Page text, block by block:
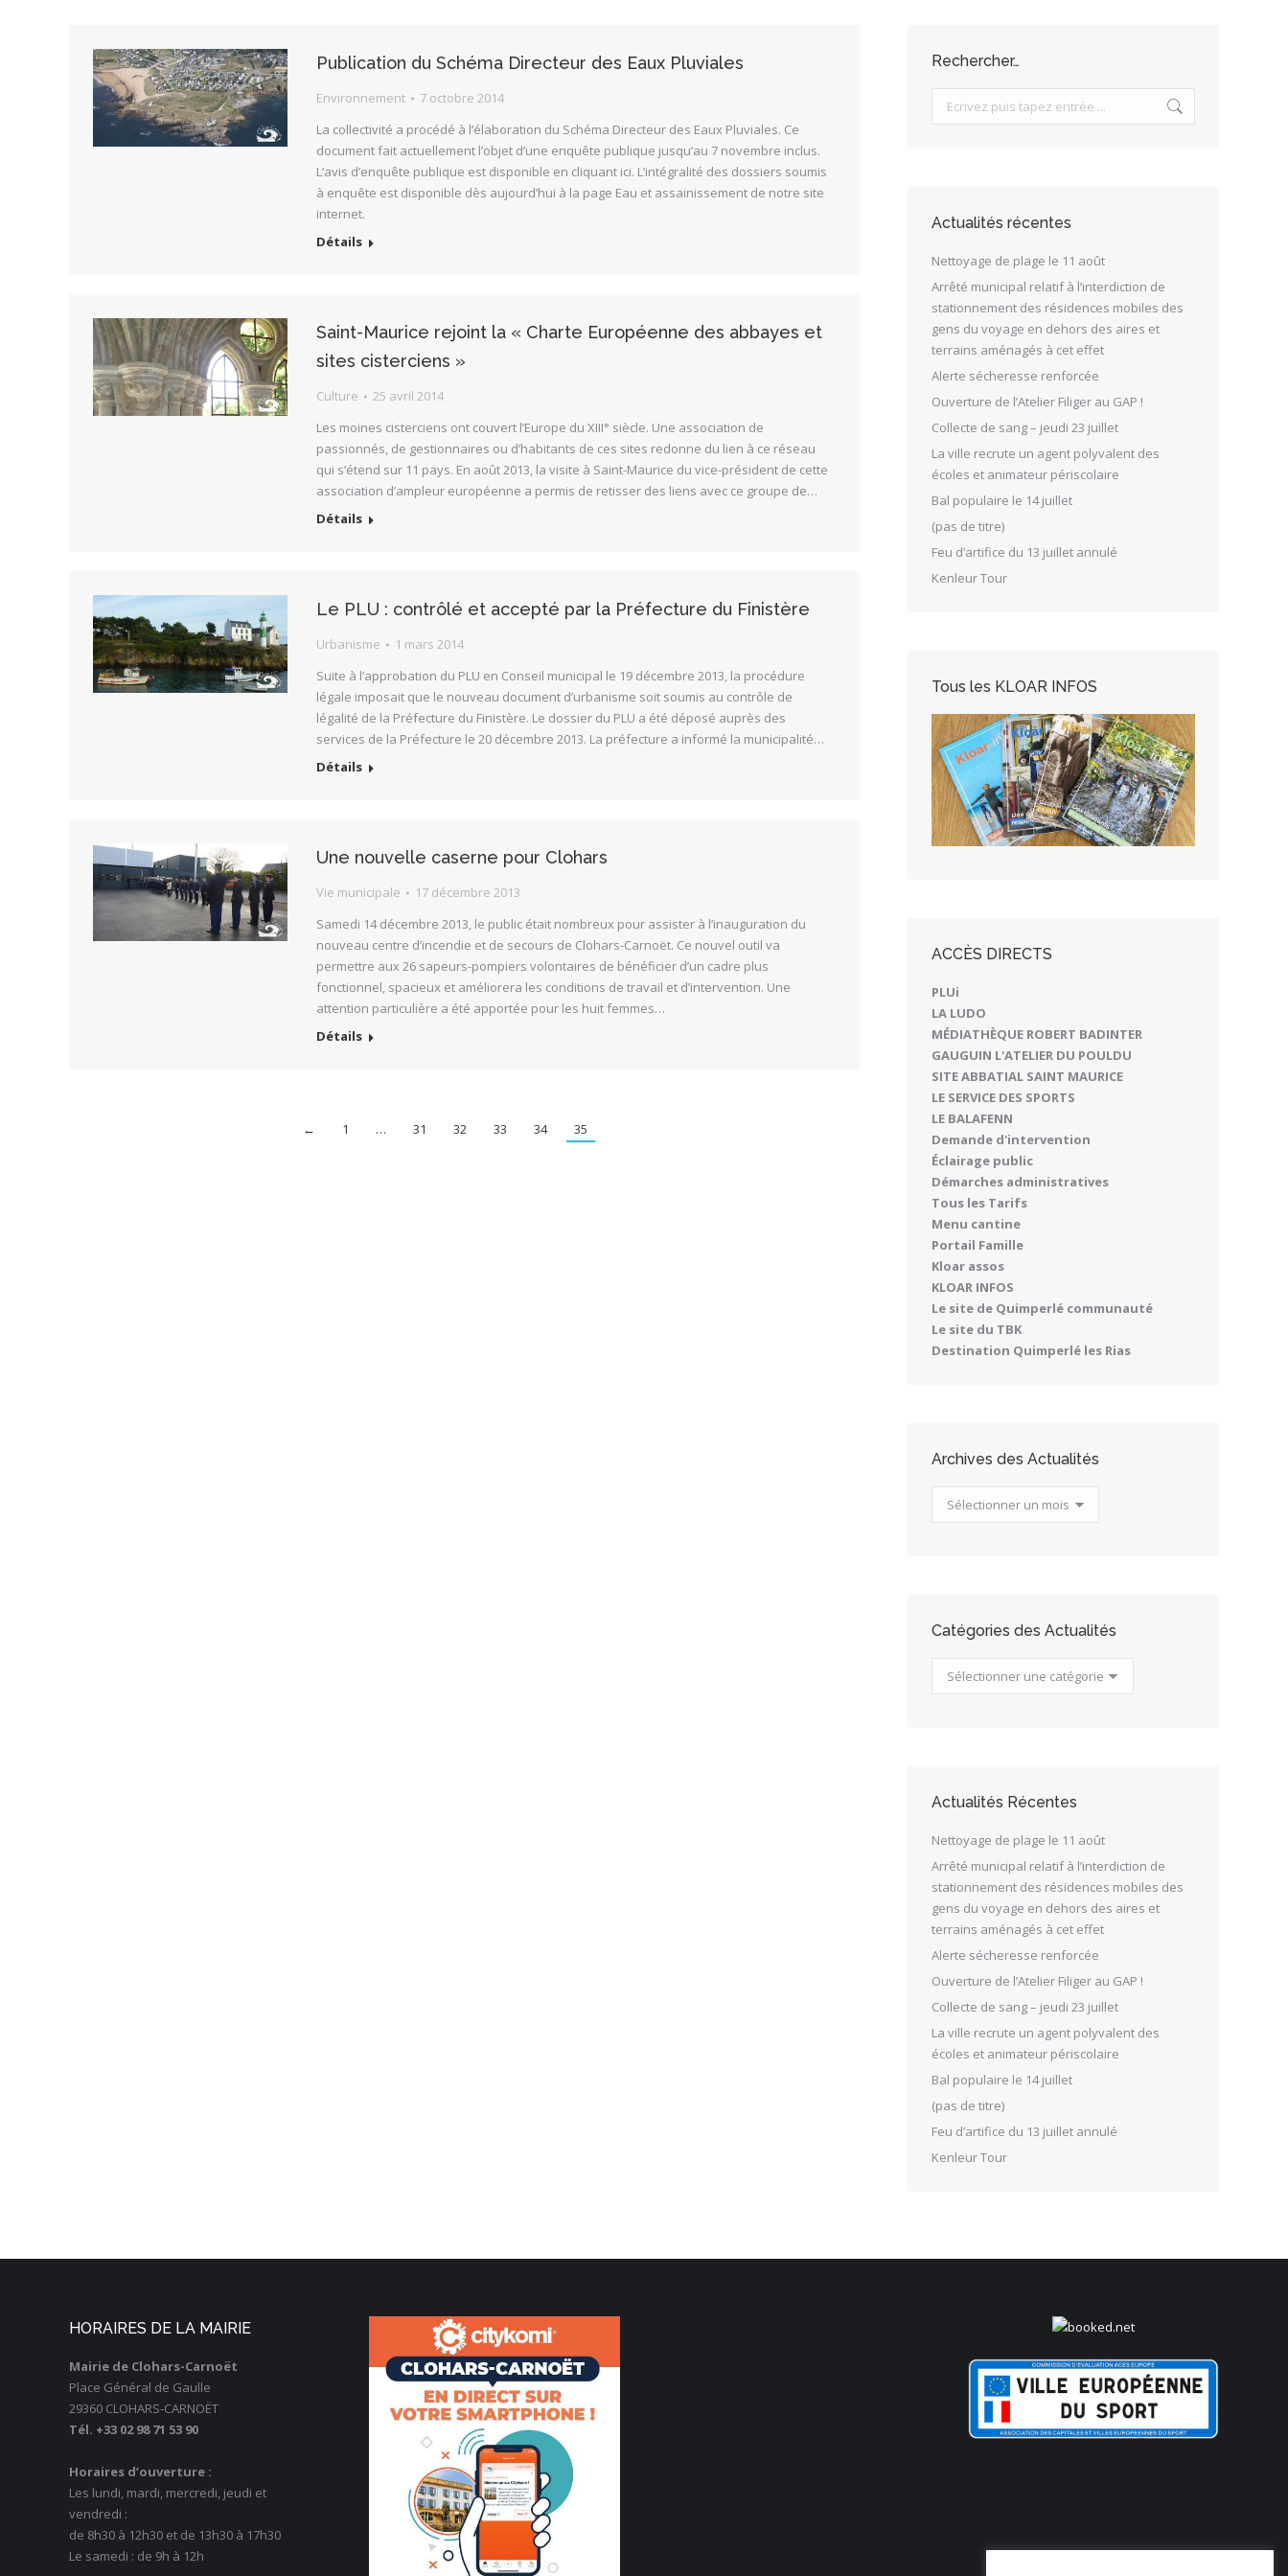
Publication du Schéma Directeur des Eaux Pluviales
Environnement
7 octobre 2014
La collectivité a procédé à l’élaboration du Schéma Directeur des Eaux Pluviales. Ce
document fait actuellement l’objet d’une enquête publique jusqu’au 7 novembre inclus.
L’avis d’enquête publique est disponible en cliquant ici. L’intégralité des dossiers soumis
à enquête est disponible dès aujourd’hui à la page Eau et assainissement de notre site
internet.
Détails
Saint-Maurice rejoint la « Charte Européenne des abbayes et
sites cisterciens »
Culture
25 avril 2014
Les moines cisterciens ont couvert l’Europe du XIII° siècle. Une association de
passionnés, de gestionnaires ou d’habitants de ces sites redonne du lien à ce réseau
qui s’étend sur 11 pays. En août 2013, la visite à Saint-Maurice du vice-président de cette
association d’ampleur européenne a permis de retisser des liens avec ce groupe de…
Détails
Le PLU : contrôlé et accepté par la Préfecture du Finistère
Urbanisme
1 mars 2014
Suite à l’approbation du PLU en Conseil municipal le 19 décembre 2013, la procédure
légale imposait que le nouveau document d’urbanisme soit soumis au contrôle de
légalité de la Préfecture du Finistère. Le dossier du PLU a été déposé auprès des
services de la Préfecture le 20 décembre 2013. La préfecture a informé la municipalité…
Détails
Une nouvelle caserne pour Clohars
Vie municipale
17 décembre 2013
Samedi 14 décembre 2013, le public était nombreux pour assister à l’inauguration du
nouveau centre d’incendie et de secours de Clohars-Carnoët. Ce nouvel outil va
permettre aux 26 sapeurs-pompiers volontaires de bénéficier d’un cadre plus
fonctionnel, spacieux et améliorera les conditions de travail et d’intervention. Une
attention particulière a été apportée pour les huit femmes…
Détails
← 1 … 31 32 33 34 35
Rechercher…
Search:
Actualités récentes
Nettoyage de plage le 11 août
Arrêté municipal relatif à l’interdiction de
stationnement des résidences mobiles des
gens du voyage en dehors des aires et
terrains aménagés à cet effet
Alerte sécheresse renforcée
Ouverture de l’Atelier Filiger au GAP !
Collecte de sang – jeudi 23 juillet
La ville recrute un agent polyvalent des
écoles et animateur périscolaire
Bal populaire le 14 juillet
(pas de titre)
Feu d’artifice du 13 juillet annulé
Kenleur Tour
Tous les KLOAR INFOS
ACCÈS DIRECTS
PLUi
LA LUDO
MÉDIATHÈQUE ROBERT BADINTER
GAUGUIN L'ATELIER DU POULDU
SITE ABBATIAL SAINT MAURICE
LE SERVICE DES SPORTS
LE BALAFENN
Demande d'intervention
Éclairage public
Démarches administratives
Tous les Tarifs
Menu cantine
Portail Famille
Kloar assos
KLOAR INFOS
Le site de Quimperlé communauté
Le site du TBK
Destination Quimperlé les Rias
Archives des Actualités
Archives
des
Catégories des Actualités
Catégories
des
Actualités Récentes
Nettoyage de plage le 11 août
Arrêté municipal relatif à l’interdiction de
stationnement des résidences mobiles des
gens du voyage en dehors des aires et
terrains aménagés à cet effet
Alerte sécheresse renforcée
Ouverture de l’Atelier Filiger au GAP !
Collecte de sang – jeudi 23 juillet
La ville recrute un agent polyvalent des
écoles et animateur périscolaire
Bal populaire le 14 juillet
(pas de titre)
Feu d’artifice du 13 juillet annulé
Kenleur Tour
HORAIRES DE LA MAIRIE
Mairie de Clohars-Carnoët
Place Général de Gaulle
29360 CLOHARS-CARNOËT
Tél. +33 02 98 71 53 90
Horaires d’ouverture :
Les lundi, mardi, mercredi, jeudi et
vendredi :
de 8h30 à 12h30 et de 13h30 à 17h30
Le samedi : de 9h à 12h